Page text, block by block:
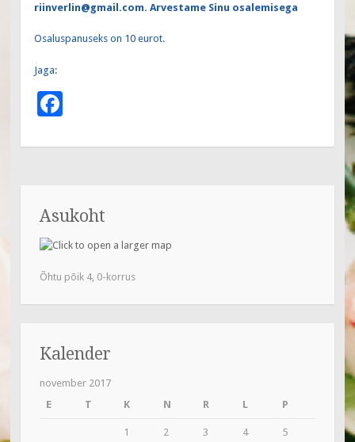
riinverlin@gmail.com. Arvestame Sinu osalemisega
Osaluspanuseks on 10 eurot.
Jaga:
e
o
o
k
Asukoht
Õhtu põik 4, 0-korrus
Kalender
november 2017
E
T K N R L P
1 2 3 4 5